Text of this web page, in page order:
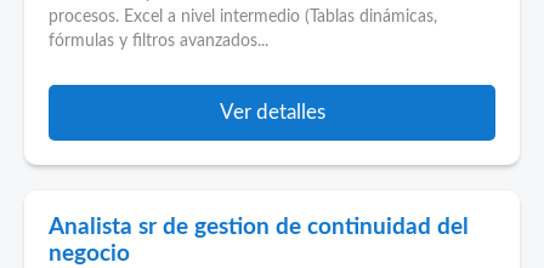
procesos. Excel a nivel intermedio (Tablas dinámicas,
fórmulas y filtros avanzados...
Ver detalles
Analista sr de gestion de continuidad del
negocio